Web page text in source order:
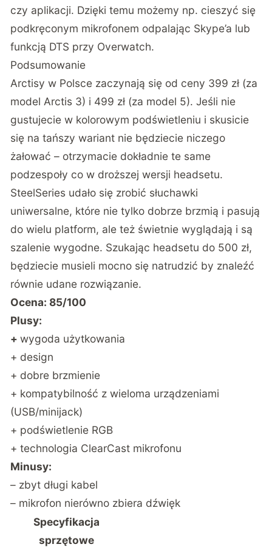
czy aplikacji. Dzięki temu możemy np. cieszyć się
podkręconym mikrofonem odpalając Skype’a lub
funkcją DTS przy Overwatch.
Podsumowanie
Arctisy w Polsce zaczynają się od ceny 399 zł (za
model Arctis 3) i 499 zł (za model 5). Jeśli nie
gustujecie w kolorowym podświetleniu i skusicie
się na tańszy wariant nie będziecie niczego
żałować – otrzymacie dokładnie te same
podzespoły co w droższej wersji headsetu.
SteelSeries udało się zrobić słuchawki
uniwersalne, które nie tylko dobrze brzmią i pasują
do wielu platform, ale też świetnie wyglądają i są
szalenie wygodne. Szukając headsetu do 500 zł,
będziecie musieli mocno się natrudzić by znaleźć
równie udane rozwiązanie.
Ocena: 85/100
Plusy:
+wygoda użytkowania
+ design
+ dobre brzmienie
+ kompatybilność z wieloma urządzeniami
(USB/minijack)
+ podświetlenie RGB
+ technologia ClearCast mikrofonu
Minusy:
– zbyt długi kabel
– mikrofon nierówno zbiera dźwięk
Specyfikacja
sprzętowe